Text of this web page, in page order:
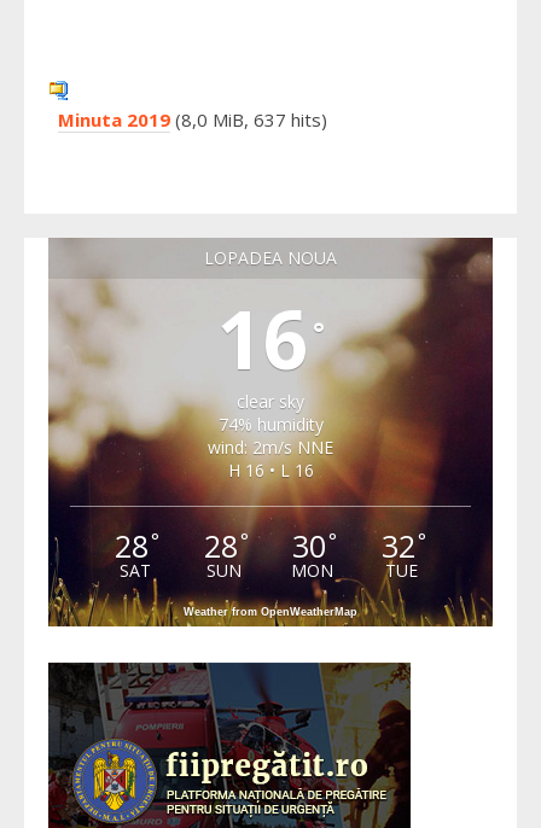
Minuta 2019 (8,0 MiB, 637 hits)
LOPADEA NOUA
16°
clear sky
74% humidity
wind: 2m/s NNE
H 16 • L 16
28°
SAT
28°
SUN
30°
MON
32°
TUE
Weather from OpenWeatherMap